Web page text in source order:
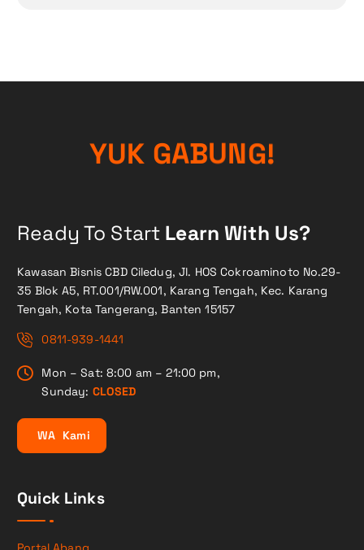
YUK GABUNG!
Ready To Start Learn With Us?
Kawasan Bisnis CBD Ciledug, Jl. HOS Cokroaminoto No.29-
35 Blok A5, RT.001/RW.001, Karang Tengah, Kec. Karang
Tengah, Kota Tangerang, Banten 15157
0811-939-1441
Mon – Sat: 8:00 am – 21:00 pm,
Sunday: CLOSED
WA Kami
Quick Links